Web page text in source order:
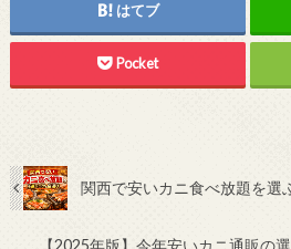
はてブ
Pocket
関西で安いカニ食べ放題を選